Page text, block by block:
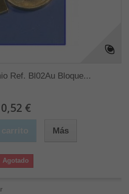
Ref. Bl02Au Bloque...
0,52 €
Más
Agotado